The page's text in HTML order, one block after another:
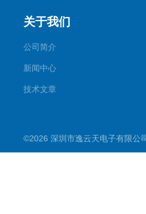
关于我们
公司简介
新闻中心
技术文章
©2026 深圳市逸云天电子有限